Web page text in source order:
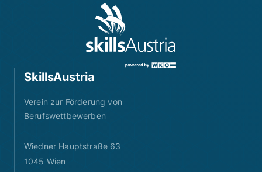
SkillsAustria
Verein zur Förderung von
Berufswettbewerben
Wiedner Hauptstraße 63
1045 Wien